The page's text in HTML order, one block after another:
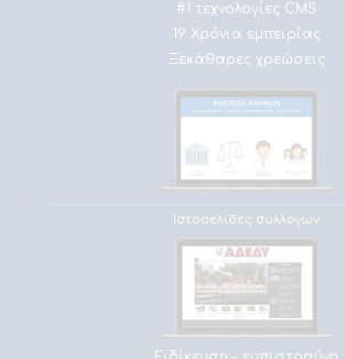
#1 τεχνολογίες CMS
19 Χρόνια εμπειρίας
Ξεκάθαρες χρεώσεις
Ιστοσελίδες συλλογων